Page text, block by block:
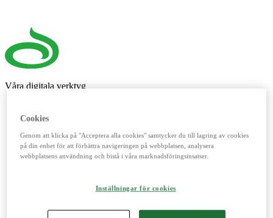
Våra digitala verktyg
handlar du spannmål, utför kassatjänster, beställer foder och
reservdelar till dina maskiner och mycket mer. Fungerar lika
bra mobilt som på datorn.
Lantmännenkortet
Cookies
Genom att klicka på "Acceptera alla cookies" samtycker du till lagring av cookies
på din enhet för att förbättra navigeringen på webbplatsen, analysera
webbplatsens användning och bistå i våra marknadsföringsinsatser.
Inställningar för cookies